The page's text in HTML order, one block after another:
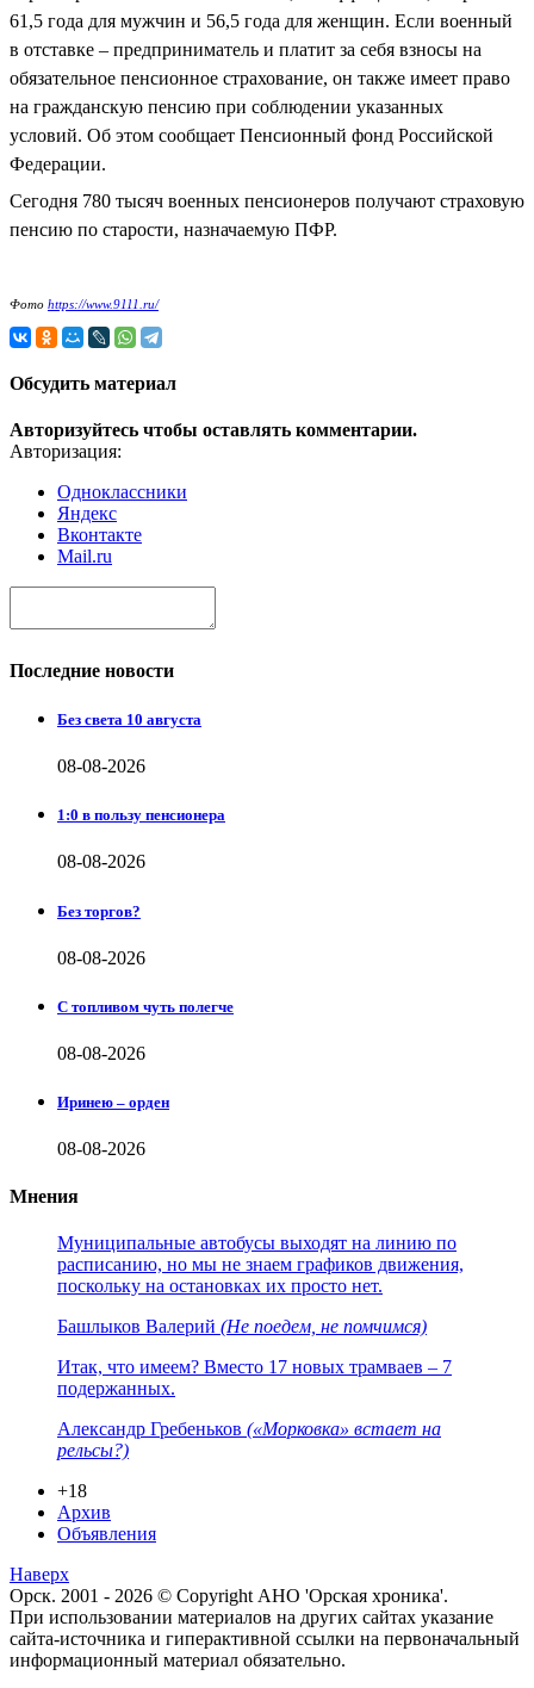
61,5 года для мужчин и 56,5 года для женщин. Если военный
в отставке – предприниматель и платит за себя взносы на
обязательное пенсионное страхование, он также имеет право
на гражданскую пенсию при соблюдении указанных
условий. Об этом сообщает Пенсионный фонд Российской
Федерации.
Сегодня 780 тысяч военных пенсионеров получают страховую
пенсию по старости, назначаемую ПФР.
Фото https://www.9111.ru/
Обсудить материал
Авторизуйтесь чтобы оставлять комментарии.
Авторизация:
Одноклассники
Яндекс
Вконтакте
Mail.ru
Последние новости
Без света 10 августа
08-08-2026
1:0 в пользу пенсионера
08-08-2026
Без торгов?
08-08-2026
С топливом чуть полегче
08-08-2026
Иринею – орден
08-08-2026
Мнения
Муниципальные автобусы выходят на линию по
расписанию, но мы не знаем графиков движения,
поскольку на остановках их просто нет.
Башлыков Валерий (Не поедем, не помчимся)
Итак, что имеем? Вместо 17 новых трамваев – 7
подержанных.
Александр Гребеньков («Морковка» встает на
рельсы?)
+18
Архив
Объявления
Наверх
Орск. 2001 - 2026 © Copyright АНО 'Орская хроника'.
При использовании материалов на других сайтах указание
сайта-источника и гиперактивной ссылки на первоначальный
информационный материал обязательно.